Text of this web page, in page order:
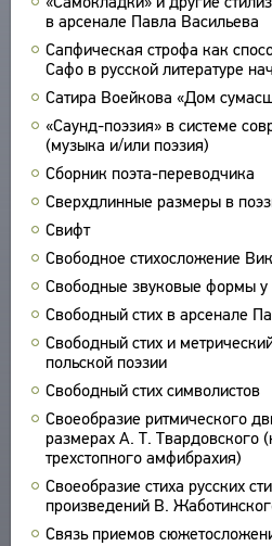
в арсенале Павла Васильева
Сапфическая строфа как
Сафо в русской литературе
Сатира Воейкова «Дом
«Саунд-поэзия» в системе
(музыка и/или поэзия)
Сборник поэта-переводчика
Сверхдлинные размеры в
Свифт
Свободное стихосложение
Свободные звуковые формы
Свободный стих в арсенале
Свободный стих и
польской поэзии
Свободный стих символистов
Своеобразие ритмического
размерах А. Т. Твардовского
трехстопного амфибрахия)
Своеобразие стиха русских
произведений В.
Связь приемов
ПРОИЗВЕДЕНИЯ
ИЗДАНИЯ
ЭНЦИКЛОПЕДИЯ
СЛОВНИК
ВСЕ БИОСПРАВКИ
ПОЭТЫ
ПЕРЕВОДЧИКИ
ИССЛЕДОВАТЕЛИ
ТЕЗАУРУС
СТРУКТУРА
УКАЗАТЕЛЬ ТЕРМИНОВ
ПОИСК
О ПРОЕКТЕ
КРАТКО О ПРОЕКТЕ
ЦЕЛИ ПРОЕКТА
ПОДСИСТЕМЫ
КОРПУС
БИБЛИОТЕКА
ЭНЦИКЛОПЕДИЯ
ТЕЗАУРУС
ФУНКЦИОНАЛЬНОСТЬ
УКАЗАТЕЛИ
ОБРАТНАЯ СВЯЗЬ
ПОЛЬЗОВАТЕЛЬСКОЕ
ЗАКЛАДКИ